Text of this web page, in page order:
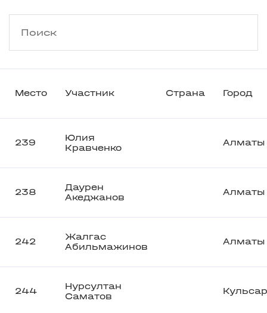
Место Участник Страна Город
239
Юлия
Кравченко
Алматы
238
Даурен
Акеджанов
Алматы
242
Жалгас
Абильмажинов
Алматы
244
Нурсултан
Саматов